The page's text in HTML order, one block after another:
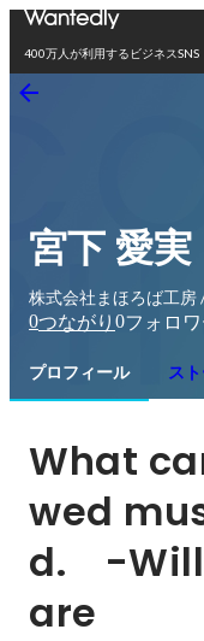
400万人が利用するビジネスSNS
宮下 愛実
株式会社まほろば工房
0つながり 0フォロ
プロフィール ス
What
wed
d.　-
are